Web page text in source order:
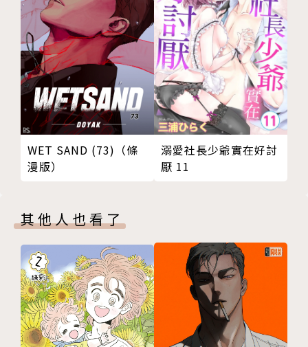
WET SAND (73)（條
漫版）
溺愛社長少爺實在好討
厭 11
其他人也看了